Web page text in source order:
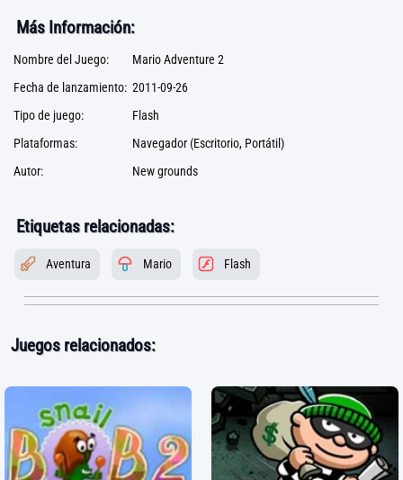
Más Información:
Nombre del Juego:
Mario Adventure 2
Fecha de lanzamiento: 2011-09-26
Tipo de juego:
Flash
Plataformas:
Navegador (Escritorio, Portátil)
Autor:
New grounds
Etiquetas relacionadas:
Aventura Mario Flash
Juegos relacionados: